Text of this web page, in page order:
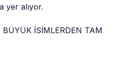
yer alıyor.
BÜYÜK İSİMLERDEN TAM